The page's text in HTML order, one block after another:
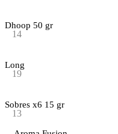
Dhoop 50 gr
14
Long
19
Sobres x6 15 gr
13